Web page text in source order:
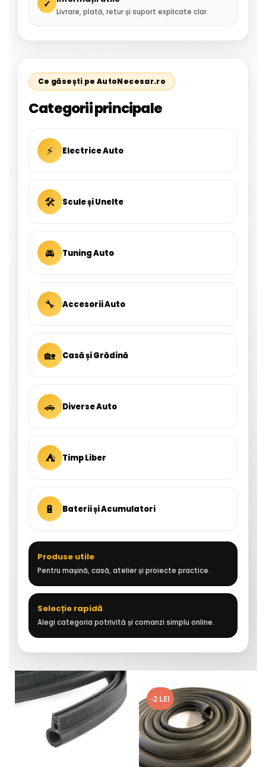
✓
Livrare, plată, retur și suport explicate clar.
Ce găsești pe AutoNecesar.ro
Categorii principale
⚡ Electrice Auto
🛠 Scule și Unelte
🚘 Tuning Auto
🔧 Accesorii Auto
🏡 Casă și Grădină
🚗 Diverse Auto
⛺ Timp Liber
🔋 Baterii și Acumulatori
Produse utile
Pentru mașină, casă, atelier și proiecte practice.
Selecție rapidă
Alegi categoria potrivită și comanzi simplu online.
-2 LEI